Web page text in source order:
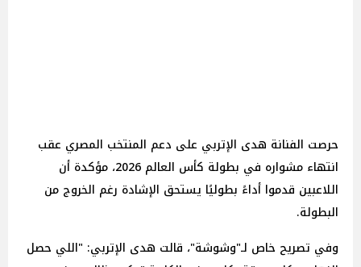
حرصت الفنانة هدى الإتربي على دعم المنتخب المصري عقب
انتهاء مشواره في بطولة كأس العالم 2026، مؤكدة أن
اللاعبين قدموا أداءً بطوليًا يستحق الإشادة رغم الخروج من
البطولة.
وفي تصريح خاص لـ"وشوشة"، قالت هدى الإتربي: "اللي حصل